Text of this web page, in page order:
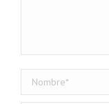
Nombre *